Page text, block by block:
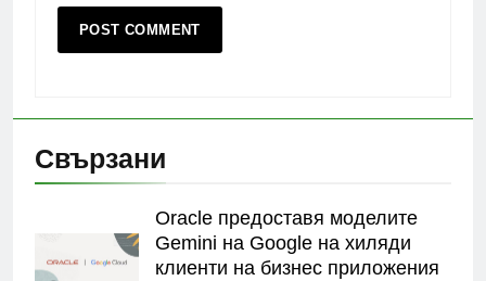
Свързани
Oracle предоставя моделите
Gemini на Google на хиляди
клиенти на бизнес приложения